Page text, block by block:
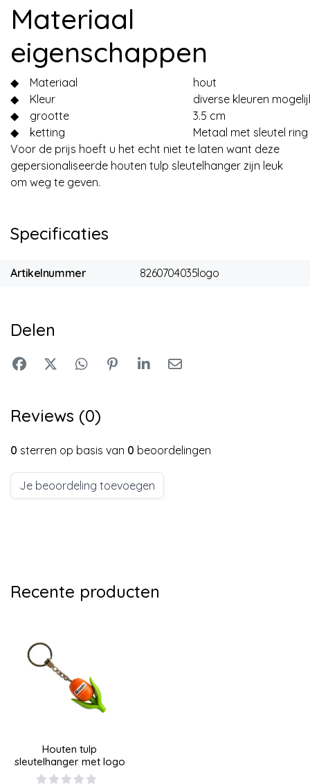
Materiaal
eigenschappen
◆ Materiaal
hout
◆
Kleur
diverse kleuren
◆
grootte
3.5 cm
◆
ketting
Metaal met sleutel ring
Voor de prijs hoeft u het echt niet te laten want deze
gepersionaliseerde houten tulp sleutelhanger zijn leuk
om weg te geven.
Specificaties
Artikelnummer 8260704035logo
Delen
Reviews (0)
0 sterren op basis van 0 beoordelingen
Je beoordeling toevoegen
Recente producten
Houten tulp
sleutelhanger met logo